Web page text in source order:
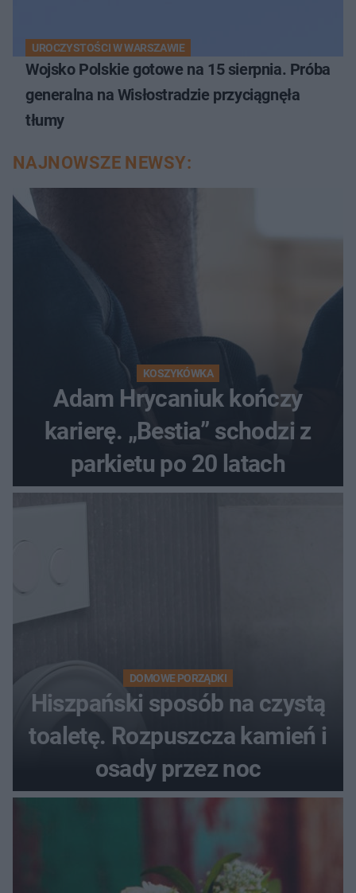
UROCZYSTOŚCI W WARSZAWIE
Wojsko Polskie gotowe na 15 sierpnia. Próba
generalna na Wisłostradzie przyciągnęła
tłumy
NAJNOWSZE NEWSY:
KOSZYKÓWKA
Adam Hrycaniuk kończy
karierę. „Bestia” schodzi z
parkietu po 20 latach
DOMOWE PORZĄDKI
Hiszpański sposób na czystą
toaletę. Rozpuszcza kamień i
osady przez noc